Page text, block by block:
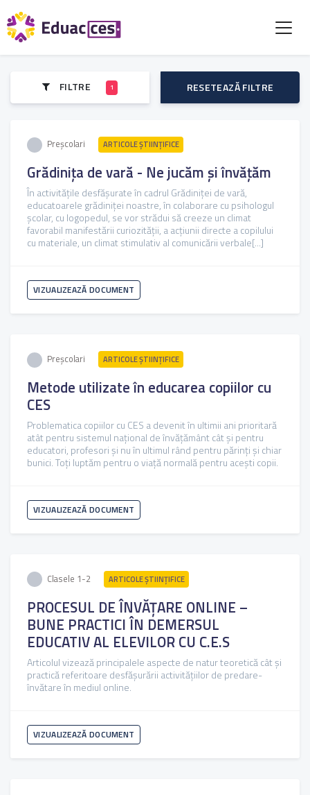
FILTRE 1 RESETEAZĂ FILTRE
Preșcolari ARTICOLE ŞTIINȚIFICE
Grădinița de vară - Ne jucăm și învățăm
În activitățile desfășurate în cadrul Grădiniței de vară,
educatoarele grădiniței noastre, în colaborare cu psihologul
școlar, cu logopedul, se vor strădui să creeze un climat
favorabil manifestării curiozității, a acțiunii directe a copilului
cu materiale, un climat stimulativ al comunicării verbale[...]
VIZUALIZEAZĂ DOCUMENT
Preșcolari ARTICOLE ŞTIINȚIFICE
Metode utilizate în educarea copiilor cu
CES
Problematica copiilor cu CES a devenit în ultimii ani prioritară
atât pentru sistemul național de învățământ cât și pentru
educatori, profesori și nu în ultimul rând pentru părinți și chiar
bunici. Toți luptăm pentru o viață normală pentru acești copii.
VIZUALIZEAZĂ DOCUMENT
Clasele 1-2 ARTICOLE ŞTIINȚIFICE
PROCESUL DE ÎNVĂȚARE ONLINE –
BUNE PRACTICI ÎN DEMERSUL
EDUCATIV AL ELEVILOR CU C.E.S
Articolul vizează principalele aspecte de natur teoretică cât și
practică referitoare desfășurării activitățiilor de predare-
învătare în mediul online.
VIZUALIZEAZĂ DOCUMENT